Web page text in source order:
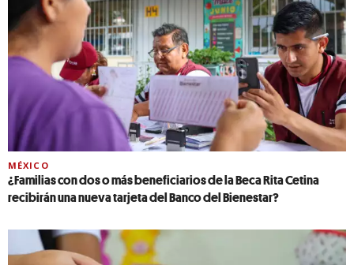
MÉXICO
¿Familias con dos o más beneficiarios de la Beca Rita Cetina
recibirán una nueva tarjeta del Banco del Bienestar?